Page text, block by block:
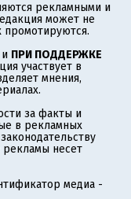
рекламными и
может не
промотируются.
и ПРИ ПОДДЕРЖКЕ
участвует в
мнения,
за факты и
в рекламных
рекламы несет
медиа -